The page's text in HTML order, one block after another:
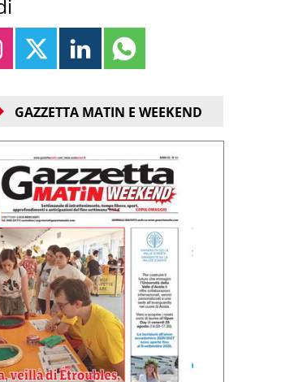
GAZZETTA MATIN E WEEKEND